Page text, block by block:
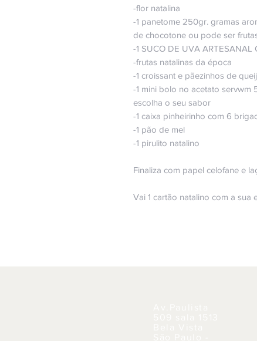
-flor natalina
-1 panetome 250gr. gramas
de chocotone ou pode ser
-1 SUCO DE UVA ARTESANAL
-frutas natalinas da época
-1 croissant e pãezinhos de
-1 mini bolo no acetato servwm
escolha o seu sabor
-1 caixa pinheirinho com 6
-1 pão de mel
-1 pirulito natalino
Finaliza com papel celofane e
Vai 1 cartão natalino com a sua